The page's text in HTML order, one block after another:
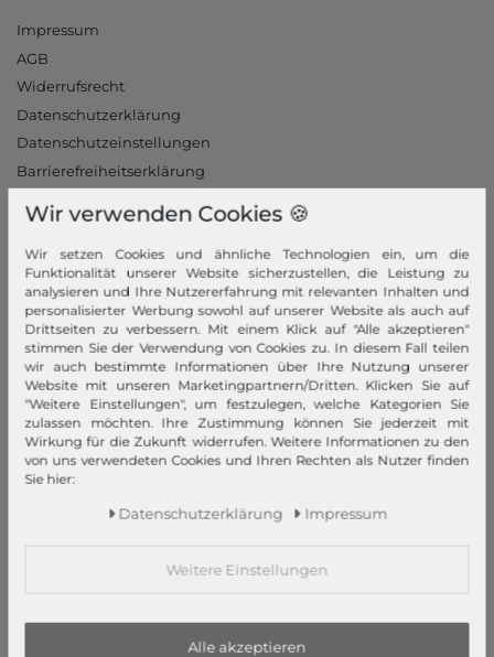
Impressum
AGB
Widerrufsrecht
Datenschutzerklärung
Datenschutzeinstellungen
Barrierefreiheitserklärung
Unsere Stores
Mein Konto
Login
Neukunde?
Informationen
Kontakt
Rücksendung
Rückrufservice
Wir verwenden Cookies 🍪
Wir setzen Cookies und ähnliche Technologien ein, um die
Funktionalität unserer Website sicherzustellen, die Leistung zu
analysieren und Ihre Nutzererfahrung mit relevanten Inhalten und
personalisierter Werbung sowohl auf unserer Website als auch auf
Drittseiten zu verbessern. Mit einem Klick auf "Alle akzeptieren"
stimmen Sie der Verwendung von Cookies zu. In diesem Fall teilen
wir auch bestimmte Informationen über Ihre Nutzung unserer
Website mit unseren Marketingpartnern/Dritten. Klicken Sie auf
"Weitere Einstellungen", um festzulegen, welche Kategorien Sie
zulassen möchten. Ihre Zustimmung können Sie jederzeit mit
Wirkung für die Zukunft widerrufen. Weitere Informationen zu den
von uns verwendeten Cookies und Ihren Rechten als Nutzer finden
Sie hier:
Daten­schutz­erklärung Impressum
Weitere Einstellungen
Alle akzeptieren